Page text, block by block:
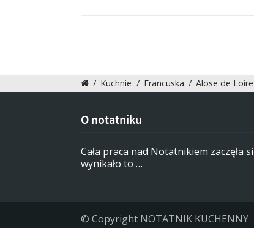
/ Kuchnie / Francuska / Alose de
O notatniku
Cała praca nad Notatnikiem zaczęła
wynikało to …
© Copyright NOTATNIK KUCHENNY